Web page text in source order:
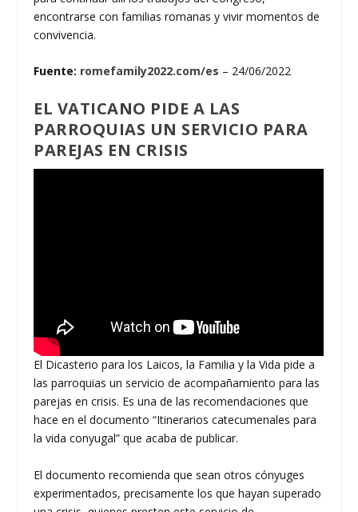
encontrarse con familias romanas y vivir momentos de
convivencia.
Fuente: romefamily2022.com/es – 24/06/2022
EL VATICANO PIDE A LAS
PARROQUIAS UN SERVICIO PARA
PAREJAS EN CRISIS
El Dicasterio para los Laicos, la Familia y la Vida pide a
las parroquias un servicio de acompañamiento para las
parejas en crisis. Es una de las recomendaciones que
hace en el documento “Itinerarios catecumenales para
la vida conyugal” que acaba de publicar.
El documento recomienda que sean otros cónyuges
experimentados, precisamente los que hayan superado